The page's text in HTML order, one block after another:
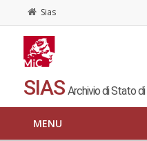
Sias
SIAS Archivio di Stato di
MENU